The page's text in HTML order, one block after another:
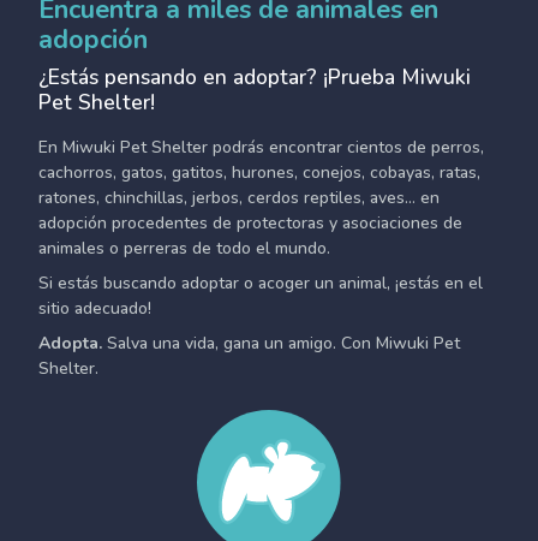
Encuentra a miles de animales en
adopción
¿Estás pensando en adoptar? ¡Prueba Miwuki
Pet Shelter!
En Miwuki Pet Shelter podrás encontrar cientos de perros,
cachorros, gatos, gatitos, hurones, conejos, cobayas, ratas,
ratones, chinchillas, jerbos, cerdos reptiles, aves... en
adopción procedentes de protectoras y asociaciones de
animales o perreras de todo el mundo.
Si estás buscando adoptar o acoger un animal, ¡estás en el
sitio adecuado!
Adopta. Salva una vida, gana un amigo. Con Miwuki Pet
Shelter.